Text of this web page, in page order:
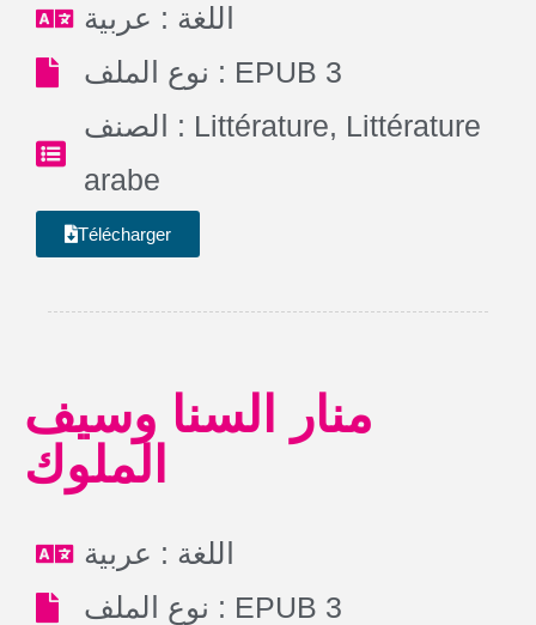
اللغة : عربية
نوع الملف : EPUB 3
الصنف : Littérature, Littérature
arabe
Télécharger
منار السنا وسيف
الملوك
اللغة : عربية
نوع الملف : EPUB 3